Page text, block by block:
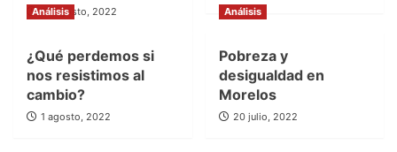
15 agosto, 2022
Análisis
¿Qué perdemos si
nos resistimos al
cambio?
1 agosto, 2022
Análisis
Pobreza y
desigualdad en
Morelos
20 julio, 2022